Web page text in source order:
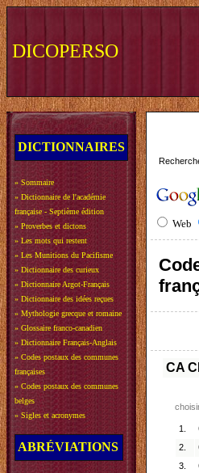
DICOPERSO
DICTIONNAIRES
» Sommaire
» Dictionnaire de l'académie
française - Septième édition
» Proverbes et dictons
» Les mots qui restent
» Les Munitions du Pacifisme
» Dictionnaire des curieux
» Dictionnaire Argot-Français
» Dictionnaire des idées reçues
» Mythologie grecque et romaine
» Glossaire franco-canadien
» Dictionnaire Français-Anglais
» Codes postaux des communes
françaises
» Codes postaux des communes
belges
» Sigles et acronymes
ABRÉVIATIONS
Web
CA
1.
2.
3.